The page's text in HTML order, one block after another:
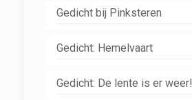
Gedicht bij Pinksteren
Gedicht: Hemelvaart
Gedicht: De lente is er weer!